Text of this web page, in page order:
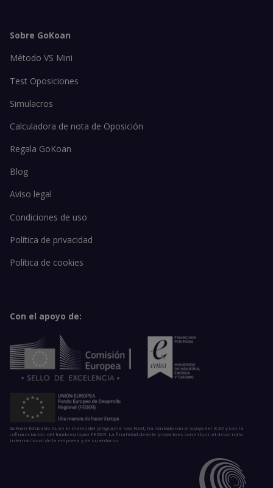
Sobre GoKoan
Método VS Mini
Test Oposiciones
Simulacros
Calculadora de nota de Oposición
Regala GoKoan
Blog
Aviso legal
Condiciones de uso
Política de privacidad
Política de cookies
Con el apoyo de:
GoKoan Educatio SL en el marco del programa Icex Next, ha contado con el apoyo del ICEX y con la
cofinanciación del fondo europeo FEDER. La finalidad de este proyecto es contribuir al desarrollo
internacional de la empresa y de su entorno.